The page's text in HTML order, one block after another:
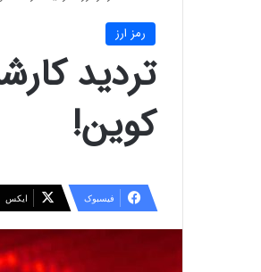
رمز ارز
تردید
کوین!
فیسبوک ایکس